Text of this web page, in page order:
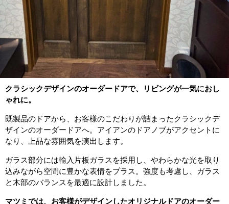
クラシックデザインのオーダードアで、リビングが一気におし
ゃれに。
既製品のドアから、お客様のこだわりが詰まったクラシックデ
ザインのオーダードアへ。アイアンのドアノブがアクセントに
なり、上品な雰囲気を演出します。
ガラス部分には輸入片板ガラスを採用し、やわらかな光を取り
込みながら空間に豊かな表情をプラス。強度も考慮し、ガラス
と木部のバランスを最適に設計しました。
マツミでは、お客様がデザインしたオリジナルドアのオーダー